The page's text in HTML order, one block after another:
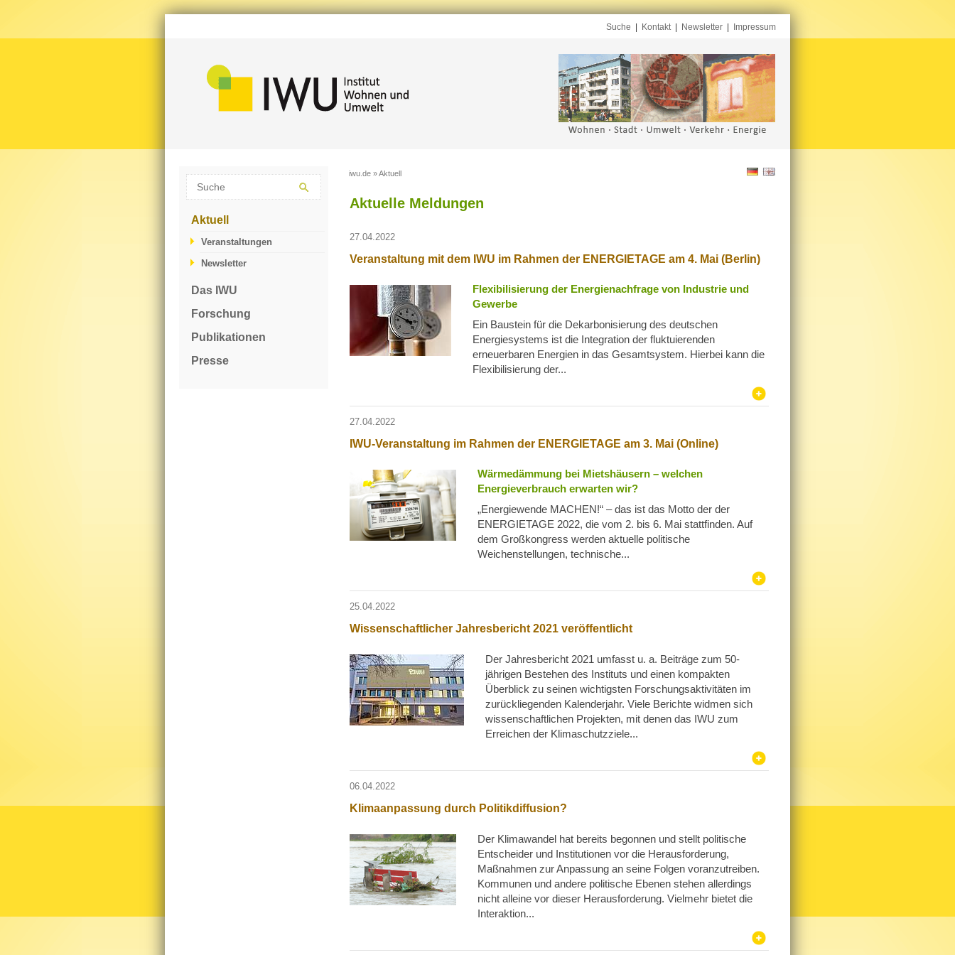
Suche Kontakt| Newsletter Impressum
Aktuell
Veranstaltungen
Newsletter
Das IWU
Forschung
Publikationen
Presse
iwu.de »Aktuell
Aktuelle Meldungen
27.04.2022
Veranstaltung mit dem IWU im Rahmen der ENERGIETAGE am 4. Mai (Berlin)
Flexibilisierung der Energienachfrage von Industrie und
Gewerbe
Ein Baustein für die Dekarbonisierung des deutschen
Energiesystems ist die Integration der fluktuierenden
erneuerbaren Energien in das Gesamtsystem. Hierbei kann die
Flexibilisierung der...
27.04.2022
IWU-Veranstaltung im Rahmen der ENERGIETAGE am 3. Mai (Online)
Wärmedämmung bei Mietshäusern – welchen
Energieverbrauch erwarten wir?
„Energiewende MACHEN!“ – das ist das Motto der der
ENERGIETAGE 2022, die vom 2. bis 6. Mai stattfinden. Auf
dem Großkongress werden aktuelle politische
Weichenstellungen, technische...
25.04.2022
Wissenschaftlicher Jahresbericht 2021 veröffentlicht
Der Jahresbericht 2021 umfasst u. a. Beiträge zum 50-
jährigen Bestehen des Instituts und einen kompakten
Überblick zu seinen wichtigsten Forschungsaktivitäten im
zurückliegenden Kalenderjahr. Viele Berichte widmen sich
wissenschaftlichen Projekten, mit denen das IWU zum
Erreichen der Klimaschutzziele...
06.04.2022
Klimaanpassung durch Politikdiffusion?
Der Klimawandel hat bereits begonnen und stellt politische
Entscheider und Institutionen vor die Herausforderung,
Maßnahmen zur Anpassung an seine Folgen voranzutreiben.
Kommunen und andere politische Ebenen stehen allerdings
nicht alleine vor dieser Herausforderung. Vielmehr bietet die
Interaktion...